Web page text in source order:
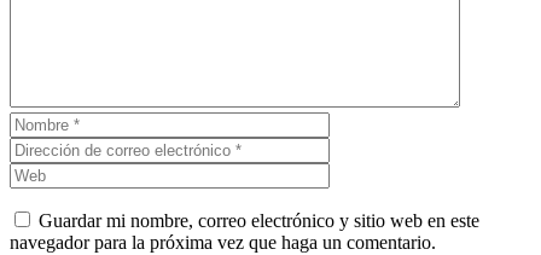
Guardar mi nombre, correo electrónico y sitio web en este
navegador para la próxima vez que haga un comentario.